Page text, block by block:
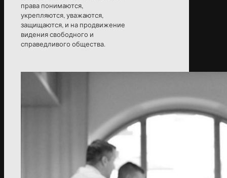
права понимаются,
укрепляются, уважаются,
защищаются, и на продвижение
видения свободного и
справедливого общества.